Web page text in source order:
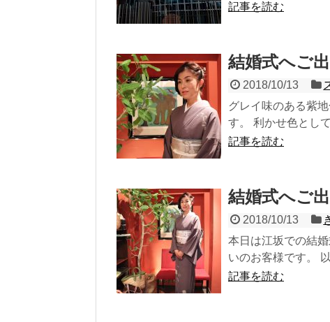
記事を読む
結婚式へご出
2018/10/13
グレイ味のある紫
す。 利かせ色とし
記事を読む
結婚式へご出
2018/10/13
本日は江坂での結
いのお客様です。
記事を読む